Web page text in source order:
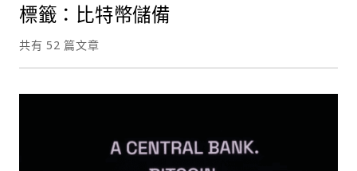
標籤：比特幣儲備
共有 52 篇文章